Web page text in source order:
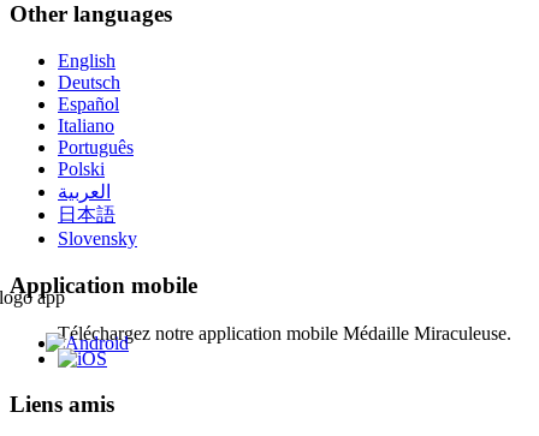
Other languages
English
Deutsch
Español
Italiano
Português
Polski
العربية
日本語
Slovensky
Application mobile
Téléchargez notre application mobile Médaille Miraculeuse.
Liens amis